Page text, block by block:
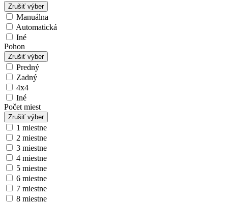
Zrušiť výber
Manuálna
Automatická
Iné
Pohon
Zrušiť výber
Predný
Zadný
4x4
Iné
Počet miest
Zrušiť výber
1 miestne
2 miestne
3 miestne
4 miestne
5 miestne
6 miestne
7 miestne
8 miestne